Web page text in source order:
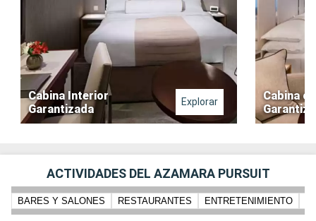
Cabina Interior
Garantizada
Explorar
Cabina
ACTIVIDADES DEL AZAMARA PURSUIT
BARES Y SALONES RESTAURANTES ENTRETENIMIENTO